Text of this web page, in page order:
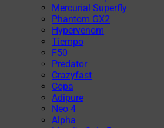
Mercurial Superfly
Phantom GX2
Hypervenom
Tiempo
F50
Predator
Crazyfast
Copa
Adipure
Neo 4
Alpha